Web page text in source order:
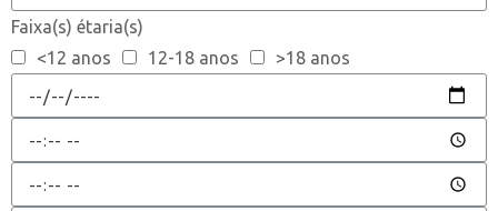
Faixa(s) étaria(s)
<12 anos
12-18 anos >18 anos